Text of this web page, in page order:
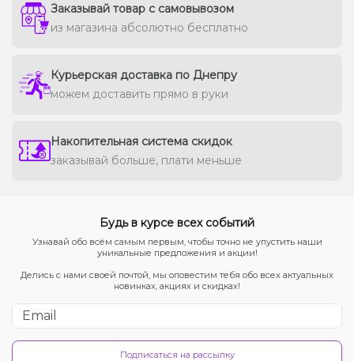
Заказывай товар с самовывозом
из магазина абсолютно бесплатно
Курьерская доставка по Днепру
можем доставить прямо в руки
Накопительная система скидок
заказывай больше, плати меньше
Будь в курсе всех событий
Узнавай обо всём самым первым, чтобы точно не упустить наши
уникальные предложения и акции!
Делись с нами своей почтой, мы оповестим тебя обо всех актуальных
новинках, акциях и скидках!
Подписаться на рассылку